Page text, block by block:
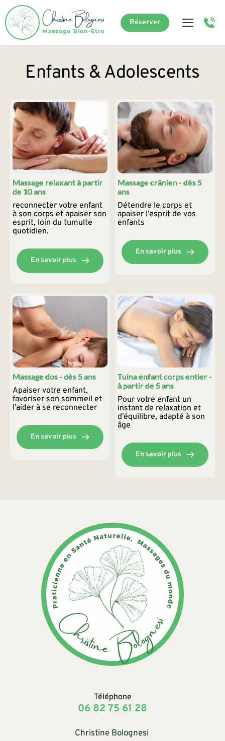
Réserver
Enfants & Adolescents
Massage relaxant à partir
de 10 ans
reconnecter votre enfant
à son corps et apaiser son
esprit, loin du tumulte
quotidien.
En savoir plus
Massage crânien - dès 5
ans
Détendre le corps et
apaiser l’esprit de vos
enfants
En savoir plus
Massage dos - dès 5 ans
Apaiser votre enfant,
favoriser son sommeil et
l’aider à se reconnecter
En savoir plus
Tuina enfant corps entier -
à partir de 5 ans
Pour votre enfant un
instant de relaxation et
d’équilibre, adapté à son
âge
En savoir plus
Téléphone
06 82 75 61 28
Christine Bolognesi